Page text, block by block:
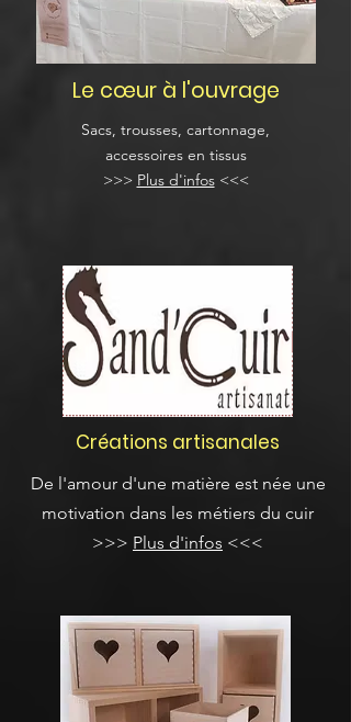
Le cœur à l'ouvrage
Sacs, trousses, cartonnage,
accessoires en tissus
>>> Plus d'infos<<<
Créations artisanales
De l'amour d'une matière est née une
motivation dans les métiers du cuir
>>> Plus d'infos <<<